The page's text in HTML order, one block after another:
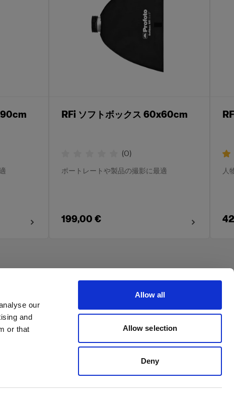
our
and
or that
Allow all
Allow selection
Deny
RFi ソフトボックス 60x60cm
(0)
ポートレートや製品の撮影に最適
199,00 €
人